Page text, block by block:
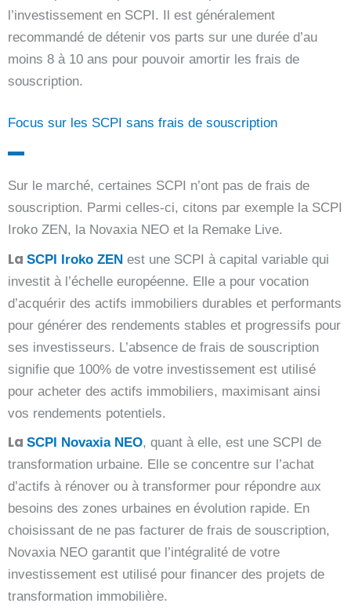
l’investissement en SCPI. Il est généralement
recommandé de détenir vos parts sur une durée d’au
moins 8 à 10 ans pour pouvoir amortir les frais de
souscription.
Focus sur les SCPI sans frais de souscription
Sur le marché, certaines SCPI n’ont pas de frais de
souscription. Parmi celles-ci, citons par exemple la SCPI
Iroko ZEN, la Novaxia NEO et la Remake Live.
La SCPI Iroko ZEN est une SCPI à capital variable qui
investit à l’échelle européenne. Elle a pour vocation
d’acquérir des actifs immobiliers durables et performants
pour générer des rendements stables et progressifs pour
ses investisseurs. L’absence de frais de souscription
signifie que 100% de votre investissement est utilisé
pour acheter des actifs immobiliers, maximisant ainsi
vos rendements potentiels.
La SCPI Novaxia NEO, quant à elle, est une SCPI de
transformation urbaine. Elle se concentre sur l’achat
d’actifs à rénover ou à transformer pour répondre aux
besoins des zones urbaines en évolution rapide. En
choisissant de ne pas facturer de frais de souscription,
Novaxia NEO garantit que l’intégralité de votre
investissement est utilisé pour financer des projets de
transformation immobilière.